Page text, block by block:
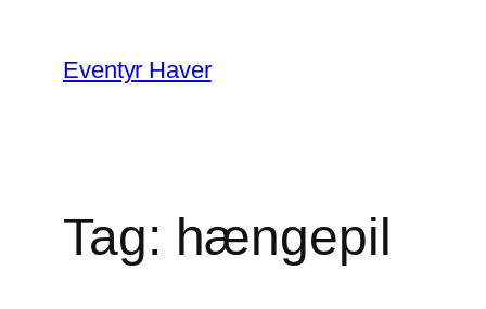
indhold
Eventyr Haver
Tag: hængepil